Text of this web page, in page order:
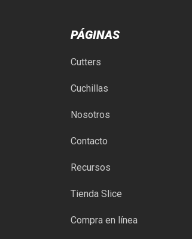
PÁGINAS
Cutters
Cuchillas
Nosotros
Contacto
Recursos
Tienda Slice
Compra en línea